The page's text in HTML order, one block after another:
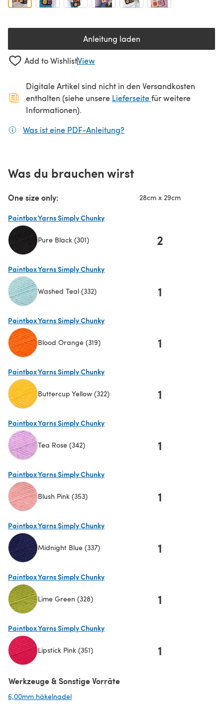
Anleitung laden(öffnet sich in einem neuen
Add to WishlistView
Digitale Artikel sind nicht in den Versandkosten
enthalten (siehe unsere Lieferseite(öffnet sich in
für weitere
Informationen).
Was ist eine PDF-Anleitung?
Was du brauchen wirst
One size only: 28cm x 29cm
Paintbox Yarns Simply Chunky
Pure Black (301) 2
Paintbox Yarns Simply Chunky
Washed Teal (332) 1
Paintbox Yarns Simply Chunky
Blood Orange (319) 1
Paintbox Yarns Simply Chunky
Buttercup Yellow (322) 1
Paintbox Yarns Simply Chunky
Tea Rose (342) 1
Paintbox Yarns Simply Chunky
Blush Pink (353) 1
Paintbox Yarns Simply Chunky
Midnight Blue (337) 1
Paintbox Yarns Simply Chunky
Lime Green (328) 1
Paintbox Yarns Simply Chunky
Lipstick Pink (351) 1
Werkzeuge & Sonstige Vorräte
6,00mm häkelnadel